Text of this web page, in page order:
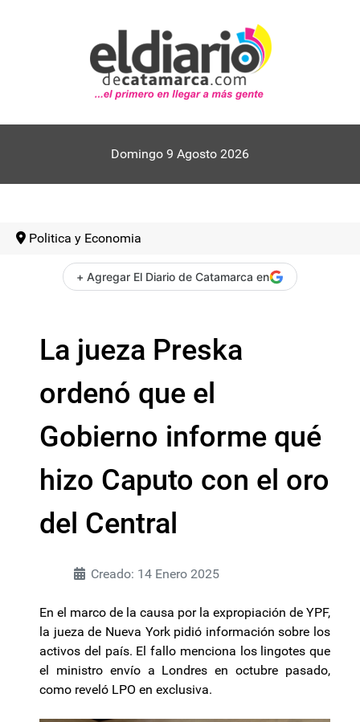
Domingo 9 Agosto 2026
Politica y Economia
+ Agregar El Diario de Catamarca en
La jueza Preska
ordenó que el
Gobierno informe qué
hizo Caputo con el oro
del Central
Creado: 14 Enero 2025
En el marco de la causa por la expropiación de YPF,
la jueza de Nueva York pidió información sobre los
activos del país. El fallo menciona los lingotes que
el ministro envío a Londres en octubre pasado,
como reveló LPO en exclusiva.